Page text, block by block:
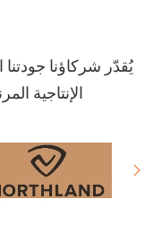
يُقدّر شركاؤنا جودتنا
الإنتاجية